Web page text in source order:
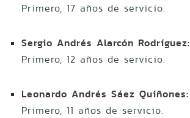
Primero, 17 años de servicio.
Sergio Andrés Alarcón Rodríguez:
Primero, 12 años de servicio.
Leonardo Andrés Sáez Quiñones:
Primero, 11 años de servicio.